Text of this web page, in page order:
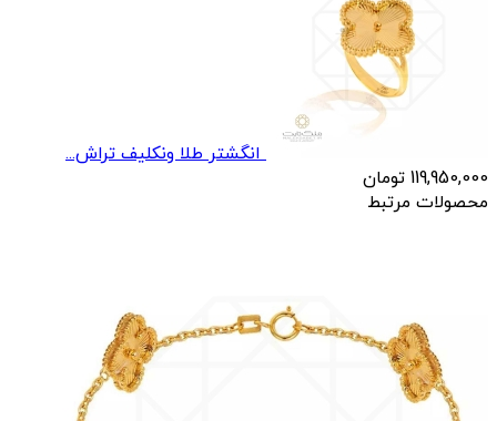
انگشتر طلا ونکلیف تراش...
119,950,000 تومان
محصولات مرتبط